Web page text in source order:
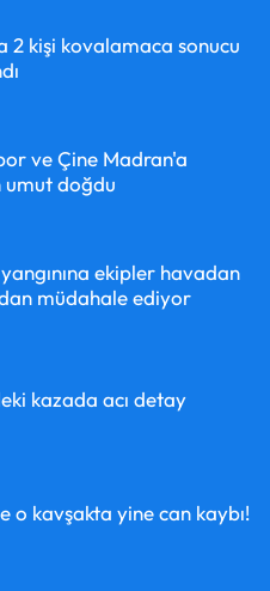
2 kişi kovalamaca sonucu
ve Çine Madran'a
umut doğdu
ekipler havadan
müdahale ediyor
kazada acı detay
o kavşakta yine can kaybı!